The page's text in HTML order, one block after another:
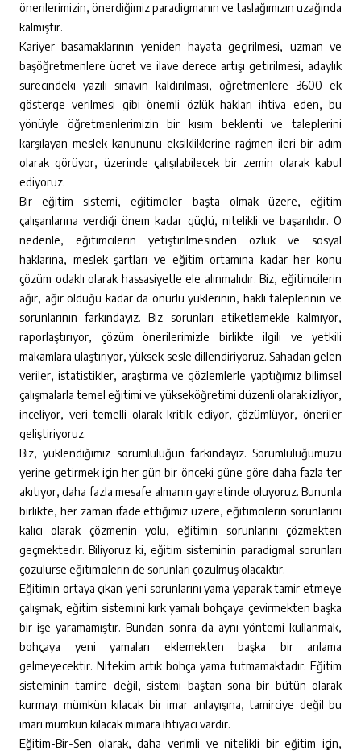
önerilerimizin, önerdiğimiz paradigmanın ve taslağımızın uzağında
kalmıştır.
Kariyer basamaklarının yeniden hayata geçirilmesi, uzman ve
başöğretmenlere ücret ve ilave derece artışı getirilmesi, adaylık
sürecindeki yazılı sınavın kaldırılması, öğretmenlere 3600 ek
gösterge verilmesi gibi önemli özlük hakları ihtiva eden, bu
yönüyle öğretmenlerimizin bir kısım beklenti ve taleplerini
karşılayan meslek kanununu eksikliklerine rağmen ileri bir adım
olarak görüyor, üzerinde çalışılabilecek bir zemin olarak kabul
ediyoruz.
Bir eğitim sistemi, eğitimciler başta olmak üzere, eğitim
çalışanlarına verdiği önem kadar güçlü, nitelikli ve başarılıdır. O
nedenle, eğitimcilerin yetiştirilmesinden özlük ve sosyal
haklarına, meslek şartları ve eğitim ortamına kadar her konu
çözüm odaklı olarak hassasiyetle ele alınmalıdır. Biz, eğitimcilerin
ağır, ağır olduğu kadar da onurlu yüklerinin, haklı taleplerinin ve
sorunlarının farkındayız. Biz sorunları etiketlemekle kalmıyor,
raporlaştırıyor, çözüm önerilerimizle birlikte ilgili ve yetkili
makamlara ulaştırıyor, yüksek sesle dillendiriyoruz. Sahadan gelen
veriler, istatistikler, araştırma ve gözlemlerle yaptığımız bilimsel
çalışmalarla temel eğitimi ve yükseköğretimi düzenli olarak izliyor,
inceliyor, veri temelli olarak kritik ediyor, çözümlüyor, öneriler
geliştiriyoruz.
Biz, yüklendiğimiz sorumluluğun farkındayız. Sorumluluğumuzu
yerine getirmek için her gün bir önceki güne göre daha fazla ter
akıtıyor, daha fazla mesafe almanın gayretinde oluyoruz. Bununla
birlikte, her zaman ifade ettiğimiz üzere, eğitimcilerin sorunlarını
kalıcı olarak çözmenin yolu, eğitimin sorunlarını çözmekten
geçmektedir. Biliyoruz ki, eğitim sisteminin paradigmal sorunları
çözülürse eğitimcilerin de sorunları çözülmüş olacaktır.
Eğitimin ortaya çıkan yeni sorunlarını yama yaparak tamir etmeye
çalışmak, eğitim sistemini kırk yamalı bohçaya çevirmekten başka
bir işe yaramamıştır. Bundan sonra da aynı yöntemi kullanmak,
bohçaya yeni yamaları eklemekten başka bir anlama
gelmeyecektir. Nitekim artık bohça yama tutmamaktadır. Eğitim
sisteminin tamire değil, sistemi baştan sona bir bütün olarak
kurmayı mümkün kılacak bir imar anlayışına, tamirciye değil bu
imarı mümkün kılacak mimara ihtiyacı vardır.
Eğitim-Bir-Sen olarak, daha verimli ve nitelikli bir eğitim için,